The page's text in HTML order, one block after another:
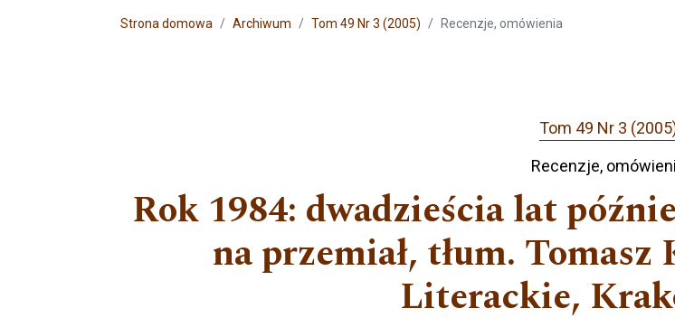
Strona domowa Archiwum Tom 49 Nr 3 (2005) Recenzje, omówienia
Tom 49 Nr 3
Recenzje,
Rok 1984: dwadzieścia lat
na przemiał, tłum.
Literackie,